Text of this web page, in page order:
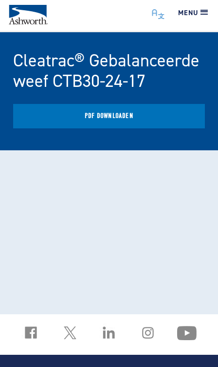
MENU
Cleatrac® Gebalanceerde
weef CTB30-24-17
PDF DOWNLOADEN